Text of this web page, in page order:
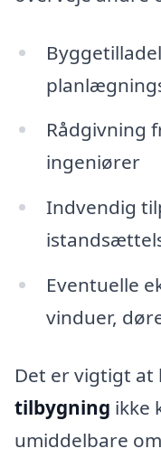
Rådgivning
ingeniører
Indvendig
Eventuelle
vinduer,
Det er vigtigt at
tilbygning ikke
umiddelbare